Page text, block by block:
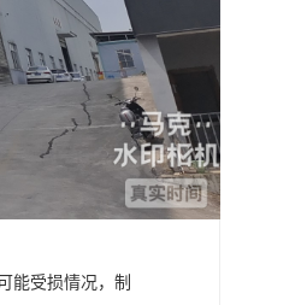
能受损情况，制